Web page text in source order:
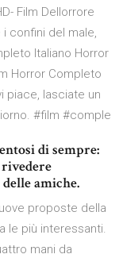
Film Dellorrore
confini del male,
Italiano Horror
Horror Completo
piace, lasciate un
#film #comple
di sempre:
amiche.
proposte della
le più interessanti.
mani da